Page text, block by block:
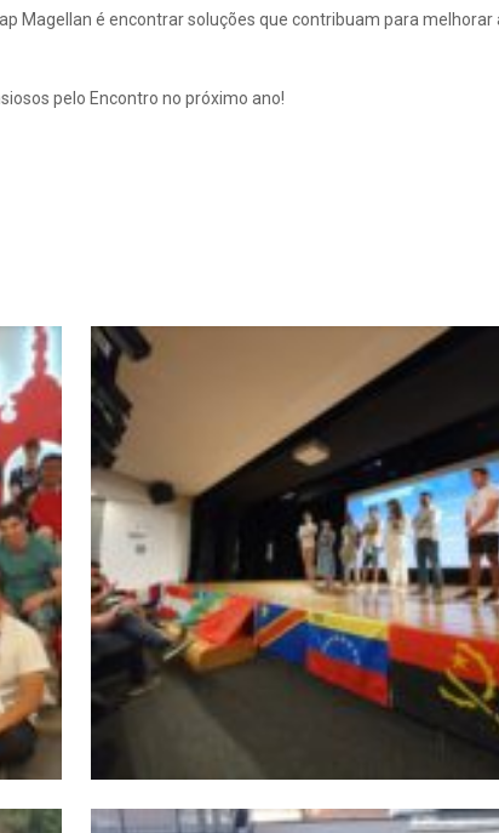
Magellan é encontrar soluções que contribuam para
pelo Encontro no próximo ano!